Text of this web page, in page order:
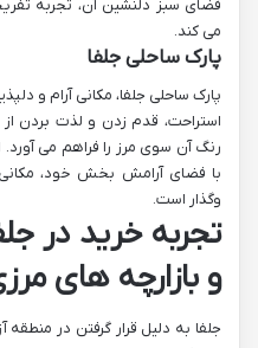
فضای سبز دلنشین آن، تجربه
می کند.
پارک ساحلی جلفا
پارک ساحلی جلفا، مکانی آرام و
استراحت، قدم زدن و لذت بردن
رنگ آن سوی مرز را فراهم می
با فضای آرامش بخش خود،
وگذار است.
تجربه خرید در
و بازارچه های
جلفا به دلیل قرار گرفتن در